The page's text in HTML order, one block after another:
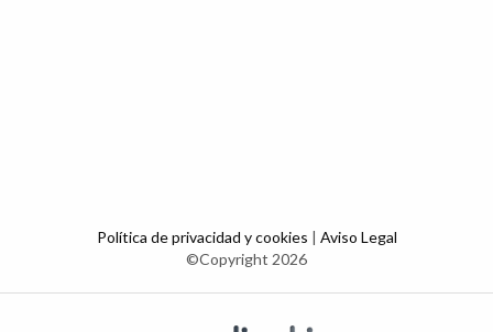
Política de privacidad y cookies | Aviso Legal
©Copyright 2026